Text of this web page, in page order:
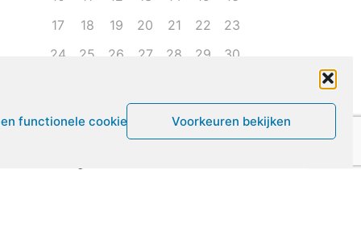
functionele cookies Voorkeuren bekijken
17
18 19 20 21 22
23
24
25 26 27 28 29
30
Leven met ME/CVS en POTS